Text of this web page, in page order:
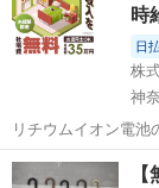
時
日
株
神
リチウムイオン電
ワンルーム寮完備！
ト免許お持ちの方
神奈川 相模原市